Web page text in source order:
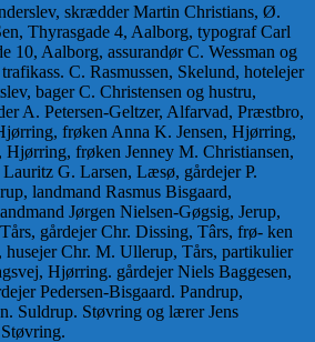
skrædder Martin Christians, Ø.
Thyrasgade 4, Aalborg, typograf Carl
10, Aalborg, assurandør C. Wessman og
C. Rasmussen, Skelund, hotelejer
bager C. Christensen og hustru,
A. Petersen-Geltzer, Alfarvad, Præstbro,
frøken Anna K. Jensen, Hjørring,
Hjørring, frøken Jenney M. Christiansen,
G. Larsen, Læsø, gårdejer P.
landmand Rasmus Bisgaard,
Jørgen Nielsen-Gøgsig, Jerup,
gårdejer Chr. Dissing, Târs, frø- ken
husejer Chr. M. Ullerup, Tårs, partikulier
Hjørring. gårdejer Niels Baggesen,
Pedersen-Bisgaard. Pandrup,
Suldrup. Støvring og lærer Jens